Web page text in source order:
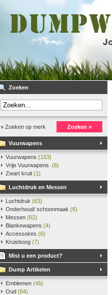
Zoeken
» Zoeken op merk Zoeken »
Vuurwapens
Vuurwapens (153)
Vrije Vuurwapens. (6)
Zwart kruit (1)
Luchtdruk en Messen
Luchtdruk (63)
Onderhoud/ schoonmaak (6)
Messen (62)
Blankewapens (4)
Accessoires (6)
Kruisboog (7)
Mist u een product?
Dump Artikelen
Emblemen (45)
Oud (64)